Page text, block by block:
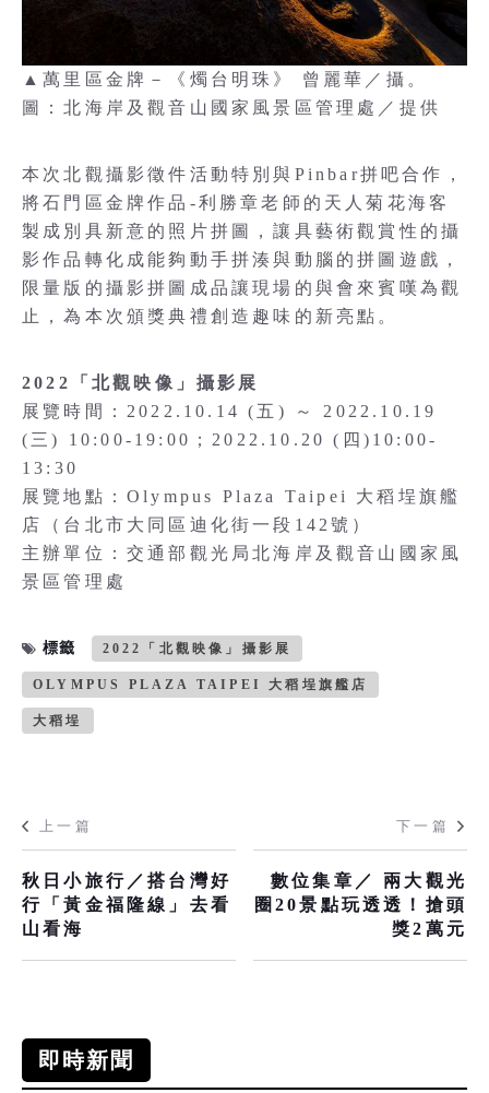
▲萬里區金牌－《燭台明珠》 曾麗華／攝。
圖：北海岸及觀音山國家風景區管理處／提供
本次北觀攝影徵件活動特別與Pinbar拼吧合作，
將石門區金牌作品-利勝章老師的天人菊花海客
製成別具新意的照片拼圖，讓具藝術觀賞性的攝
影作品轉化成能夠動手拼湊與動腦的拼圖遊戲，
限量版的攝影拼圖成品讓現場的與會來賓嘆為觀
止，為本次頒獎典禮創造趣味的新亮點。
2022「北觀映像」攝影展
展覽時間：2022.10.14 (五) ～ 2022.10.19
(三) 10:00-19:00；2022.10.20 (四)10:00-
13:30
展覽地點：Olympus Plaza Taipei 大稻埕旗艦
店（台北市大同區迪化街一段142號）
主辦單位：交通部觀光局北海岸及觀音山國家風
景區管理處
標籤 2022「北觀映像」攝影展
OLYMPUS PLAZA TAIPEI 大稻埕旗艦店
大稻埕
上一篇
秋日小旅行／搭台灣好
行「黃金福隆線」去看
山看海
下一篇
數位集章／ 兩大觀光
圈20景點玩透透！搶頭
獎2萬元
即時新聞